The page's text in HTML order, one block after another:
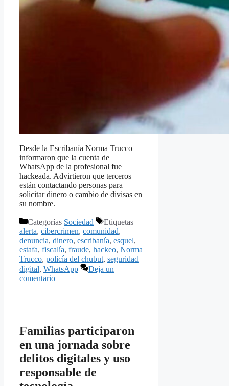
Desde la Escribanía Norma Trucco
informaron que la cuenta de
WhatsApp de la profesional fue
hackeada. Advirtieron que terceros
están contactando personas para
solicitar dinero o cambio de divisas en
su nombre.
Categorías Sociedad
Etiquetas
alerta, cibercrimen, comunidad,
denuncia, dinero, escribanía, esquel,
estafa, fiscalía, fraude, hackeo, Norma
Trucco, policía del chubut, seguridad
digital, WhatsApp
Deja un
comentario
Familias participaron
en una jornada sobre
delitos digitales y uso
responsable de